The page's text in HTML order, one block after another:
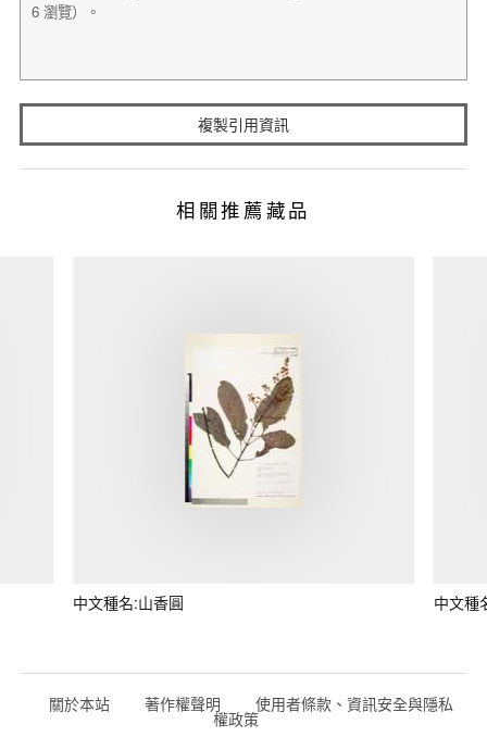
複製引用資訊
相關推薦藏品
中文種名:山香圓 中文種
關於本站 著作權聲明 使用者條款、資訊安全與隱私
權政策